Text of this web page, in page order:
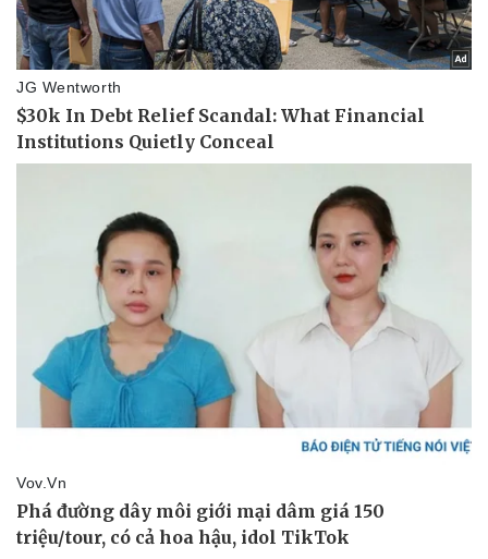
Tỷ giá
Chứng khoán
Giá cà phê